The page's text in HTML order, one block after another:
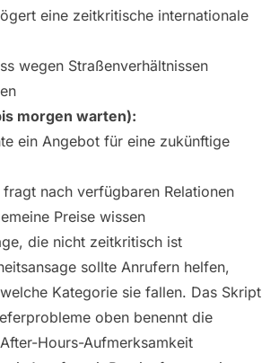
eine zeitkritische internationale
wegen Straßenverhältnissen
morgen warten):
ein Angebot für eine zukünftige
nach verfügbaren Relationen
Preise wissen
die nicht zeitkritisch ist
sollte Anrufern helfen,
Kategorie sie fallen. Das Skript
oben benennt die
Hours-Aufmerksamkeit